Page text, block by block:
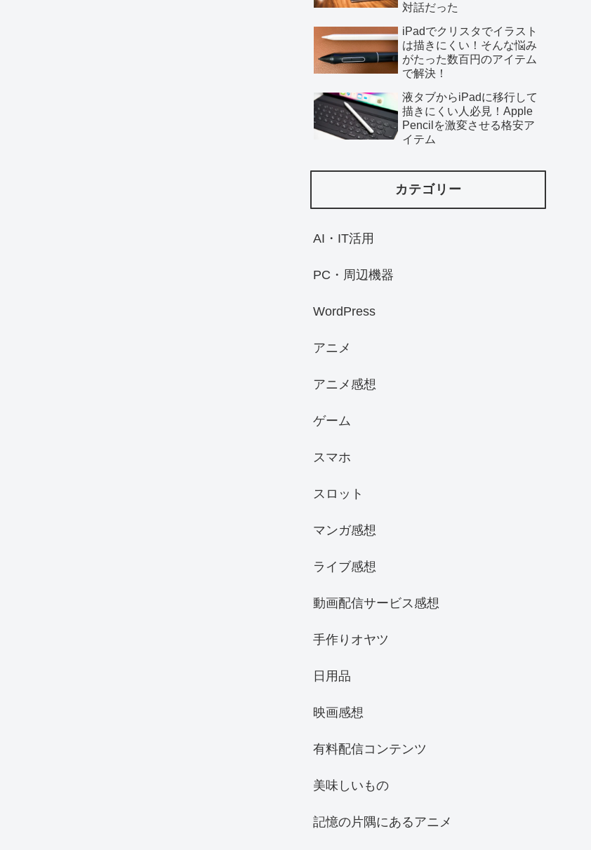
対話だった
iPadでクリスタでイラスト
は描きにくい！そんな悩み
がたった数百円のアイテム
で解決！
液タブからiPadに移行して
描きにくい人必見！Apple
Pencilを激変させる格安ア
イテム
カテゴリー
AI・IT活用
PC・周辺機器
WordPress
アニメ
アニメ感想
ゲーム
スマホ
スロット
マンガ感想
ライブ感想
動画配信サービス感想
手作りオヤツ
日用品
映画感想
有料配信コンテンツ
美味しいもの
記憶の片隅にあるアニメ